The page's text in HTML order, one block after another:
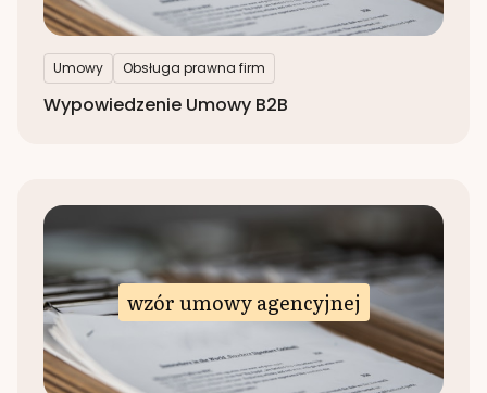
Umowy Obsługa prawna firm
Wypowiedzenie Umowy B2B
wzór umowy agencyjnej